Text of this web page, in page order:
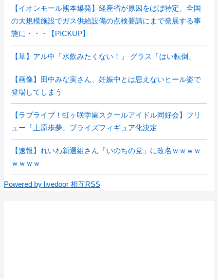
【イオンモール熊本爆発】経産省が原因をほぼ特定、全国
の大規模施設でガス供給設備の点検要請にまで発展する事
態に・・・【PICKUP】
【草】アル中「水飲みたくない！」 グラス「はい転倒」
【画像】田中みな実さん、妊娠中とは思えないヒール姿で
登場してしまう
【ラブライブ！虹ヶ咲学園スクールアイドル同好会】フリ
ュー「上原歩夢」プライズフィギュア化決定
【速報】れいわ新選組さん「いのちの党」に改名ｗｗｗｗ
ｗｗｗｗ
Powered by livedoor 相互RSS